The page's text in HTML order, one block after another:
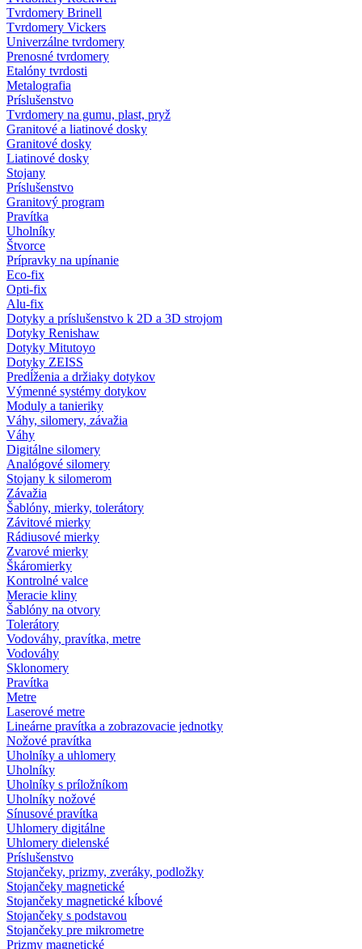
Tvrdomery Brinell
Tvrdomery Vickers
Univerzálne tvrdomery
Prenosné tvrdomery
Etalóny tvrdosti
Metalografia
Príslušenstvo
Tvrdomery na gumu, plast, pryž
Granitové a liatinové dosky
Granitové dosky
Liatinové dosky
Stojany
Príslušenstvo
Granitový program
Pravítka
Uholníky
Štvorce
Prípravky na upínanie
Eco-fix
Opti-fix
Alu-fix
Dotyky a príslušenstvo k 2D a 3D strojom
Dotyky Renishaw
Dotyky Mitutoyo
Dotyky ZEISS
Predĺženia a držiaky dotykov
Výmenné systémy dotykov
Moduly a tanieriky
Váhy, silomery, závažia
Váhy
Digitálne silomery
Analógové silomery
Stojany k silomerom
Závažia
Šablóny, mierky, tolerátory
Závitové mierky
Rádiusové mierky
Zvarové mierky
Škáromierky
Kontrolné valce
Meracie kliny
Šablóny na otvory
Tolerátory
Vodováhy, pravítka, metre
Vodováhy
Sklonomery
Pravítka
Metre
Laserové metre
Lineárne pravítka a zobrazovacie jednotky
Nožové pravítka
Uholníky a uhlomery
Uholníky
Uholníky s príložníkom
Uholníky nožové
Sínusové pravítka
Uhlomery digitálne
Uhlomery dielenské
Príslušenstvo
Stojančeky, prizmy, zveráky, podložky
Stojančeky magnetické
Stojančeky magnetické kĺbové
Stojančeky s podstavou
Stojančeky pre mikrometre
Prizmy magnetické